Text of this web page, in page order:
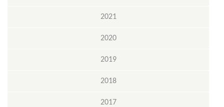
2021
2020
2019
2018
2017